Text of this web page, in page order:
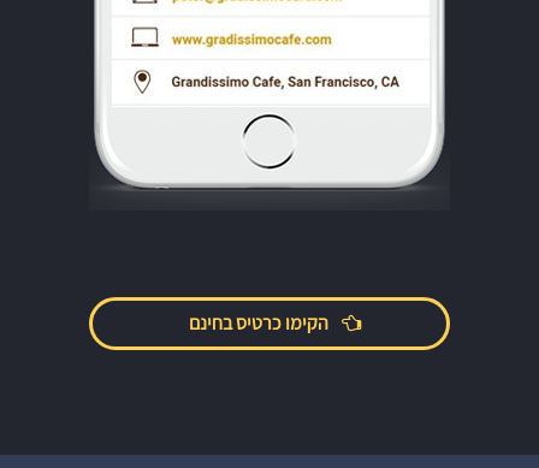
הקימו כרטיס בחינם